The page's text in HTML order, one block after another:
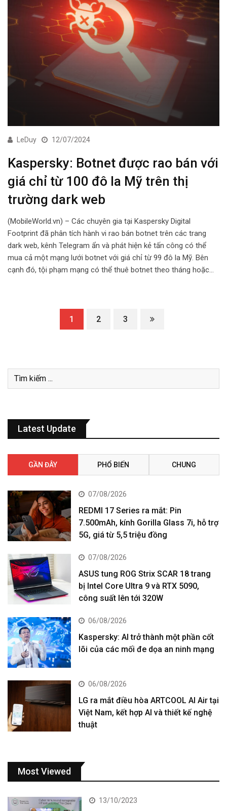
LeDuy 12/07/2024
Kaspersky: Botnet được rao bán với
giá chỉ từ 100 đô la Mỹ trên thị
trường dark web
(MobileWorld.vn) – Các chuyên gia tại Kaspersky Digital
Footprint đã phân tích hành vi rao bán botnet trên các trang
dark web, kênh Telegram ẩn và phát hiện kẻ tấn công có thể
mua cả một mạng lưới botnet với giá chỉ từ 99 đô la Mỹ. Bên
cạnh đó, tội phạm mạng có thể thuê botnet theo tháng hoặc…
1 2 3
Latest Update
GẦN ĐÂY PHỔ BIẾN CHUNG
07/08/2026
REDMI 17 Series ra mắt: Pin
7.500mAh, kính Gorilla Glass 7i, hỗ trợ
5G, giá từ 5,5 triệu đồng
07/08/2026
ASUS tung ROG Strix SCAR 18 trang
bị Intel Core Ultra 9 và RTX 5090,
công suất lên tới 320W
06/08/2026
Kaspersky: AI trở thành một phần cốt
lõi của các mối đe dọa an ninh mạng
06/08/2026
LG ra mắt điều hòa ARTCOOL AI Air tại
Việt Nam, kết hợp AI và thiết kế nghệ
thuật
Most Viewed
13/10/2023